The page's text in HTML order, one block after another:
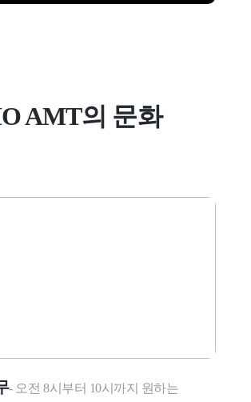
AMT의 문화
- 오전 8시부터 10시까지 원하는